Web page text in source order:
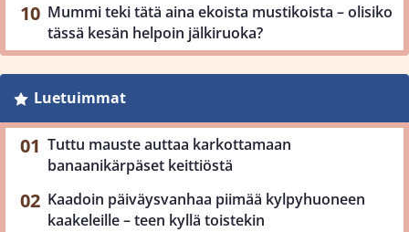
Mummi teki tätä aina ekoista mustikoista – olisiko
tässä kesän helpoin jälkiruoka?
Luetuimmat
Tuttu mauste auttaa karkottamaan
banaanikärpäset keittiöstä
Kaadoin päiväysvanhaa piimää kylpyhuoneen
kaakeleille – teen kyllä toistekin